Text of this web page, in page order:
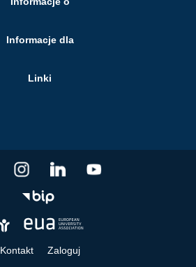
Informacje dla
Linki
Kontakt Zaloguj